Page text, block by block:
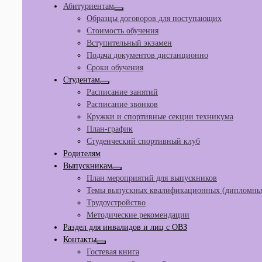
Абитуриентам
Образцы договоров для поступающих
Стоимость обучения
Вступительный экзамен
Подача документов дистанционно
Сроки обучения
Студентам
Расписание занятий
Расписание звонков
Кружки и спортивные секции техникума
План-график
Студенческий спортивный клуб
Родителям
Выпускникам
План мероприятий для выпускников
Темы выпускных квалификационных
Трудоустройство
Методические рекомендации
Раздел для инвалидов и лиц с ОВЗ
Контакты
Гостевая книга